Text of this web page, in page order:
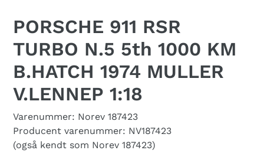
PORSCHE 911 RSR
TURBO N.5 5th 1000 KM
B.HATCH 1974 MULLER
V.LENNEP 1:18
Varenummer: Norev 187423
Producent varenummer: NV187423
(også kendt som Norev 187423)